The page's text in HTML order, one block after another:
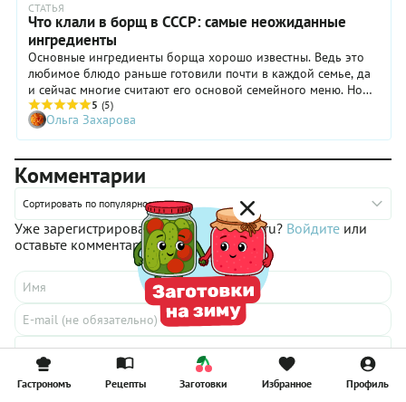
СТАТЬЯ
Что клали в борщ в СССР: самые неожиданные
ингредиенты
Основные ингредиенты борща хорошо известны. Ведь это
любимое блюдо раньше готовили почти в каждой семье, да
и сейчас многие считают его основой семейного меню. Но
когда мы перелистали старые кулинарные книги в поисках
секретов приготовления домашнего борща времен
развитого социализма, то узнали много интересного про его
ингредиенты.
5 (5)
Ольга Захарова
Комментарии
Сортировать по популярности
Уже зарегистрированны на gastronom.ru? Войдите или
оставьте комментарий как гость
Ваши данные защищены Yandex SmartCaptcha
Гастрономъ Рецепты Заготовки Избранное Профиль